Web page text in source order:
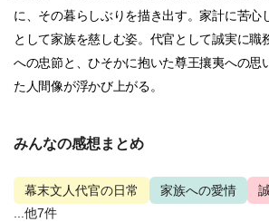
に、その暮らしぶりを描き出す。家計に苦心
として家族を慈しむ姿。代官として誠実に職
への忠節と、ひそかに抱いた尊王攘夷への思
た人間像が浮かび上がる。
みんなの感想まとめ
幕末文人代官の日常 家族への愛情
...他7件